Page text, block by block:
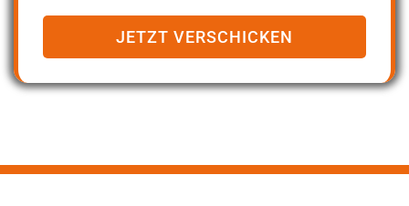
JETZT VERSCHICKEN